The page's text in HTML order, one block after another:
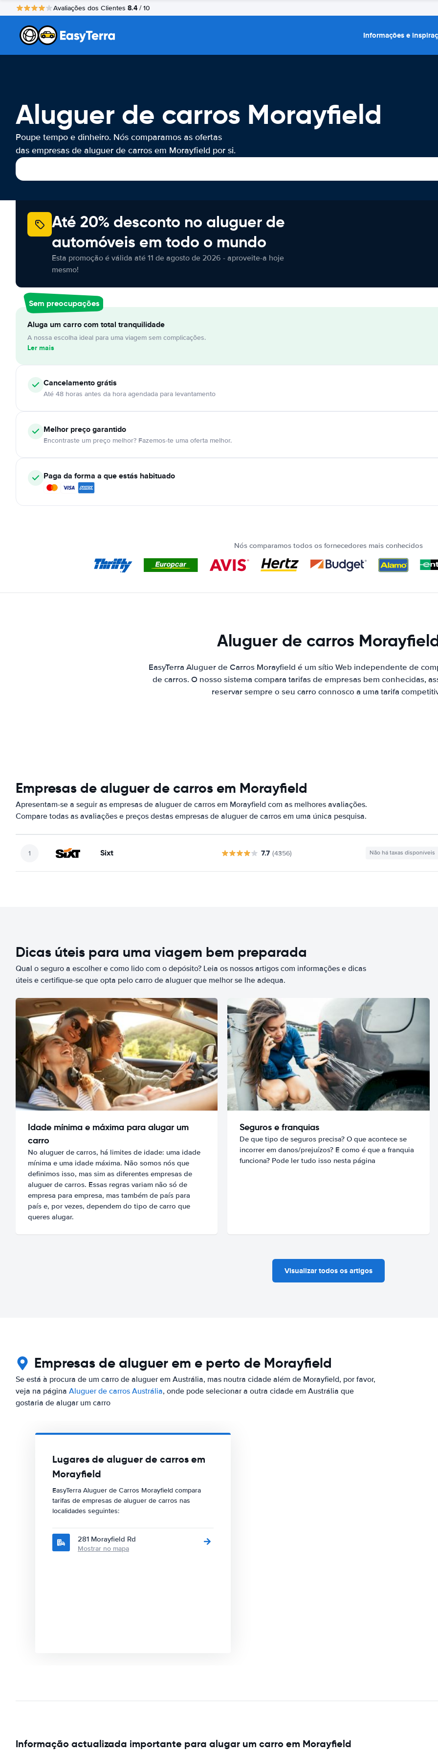
Avaliações dos Clientes 8.4 / 10
Informações e
Aluguer de carros Morayfield
Poupe tempo e dinheiro. Nós comparamos as ofertas
das empresas de aluguer de carros em Morayfield por si.
Até 20% desconto no aluguer de
automóveis em todo o mundo
Esta promoção é válida até 11 de agosto de 2026 - aproveite-a hoje
mesmo!
Sem preocupações
Aluga um carro com total tranquilidade
A nossa escolha ideal para uma viagem sem complicações.
Ler mais
Cancelamentográtis
Até 48 horas antes da hora agendada para levantamento
Melhor preço garantido
Encontraste um preço melhor? Fazemos-te uma oferta melhor.
Paga da forma a que estás habituado
Nós comparamos todos os fornecedores mais conhecidos
Aluguer de carros
EasyTerra Aluguer de Carros Morayfield é um sítio Web independente de
de carros. O nosso sistema compara tarifas de empresas bem conhecidas,
reservar sempre o seu carro connosco a uma tarifa
Empresas de aluguer de carros em Morayfield
Apresentam-se a seguir as empresas de aluguer de carros em Morayfield com as melhores avaliações.
Compare todas as avaliações e preços destas empresas de aluguer de carros em uma única pesquisa.
Sixt 7.7 (4356) Não há taxas disponíveis
Dicas úteis para uma viagem bem preparada
Qual o seguro a escolher e como lido com o depósito? Leia os nossos artigos com informações e dicas
úteis e certifique-se que opta pelo carro de aluguer que melhor se lhe adequa.
Idade mínima e máxima para alugar um
carro
No aluguer de carros, há limites de idade: uma idade
mínima e uma idade máxima. Não somos nós que
definimos isso, mas sim as diferentes empresas de
aluguer de carros. Essas regras variam não só de
empresa para empresa, mas também de país para
país e, por vezes, dependem do tipo de carro que
queres alugar.
Seguros e franquias
De que tipo de seguros precisa? O que acontece se
incorrer em danos/prejuízos? E como é que a franquia
funciona? Pode ler tudo isso nesta página
Visualizar todos os artigos
Empresas de aluguer em e perto de Morayfield
Se está à procura de um carro de aluguer em Austrália, mas noutra cidade além de Morayfield, por favor,
veja na página Aluguer de carros Austrália, onde pode selecionar a outra cidade em Austrália que
gostaria de alugar um carro
Lugares de aluguer de carros em
Morayfield
EasyTerra Aluguer de Carros Morayfield compara
tarifas de empresas de aluguer de carros nas
localidades seguintes:
281 Morayfield Rd
Mostrar no mapa
Informação actualizada importante para alugar um carro em Morayfield